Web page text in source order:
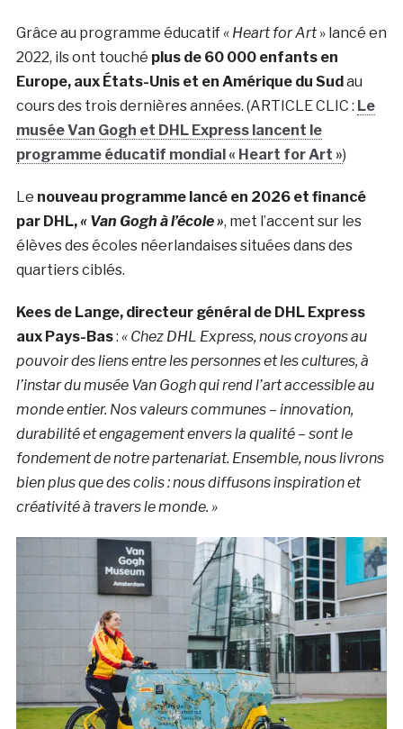
Grâce au programme éducatif« Heart for Art» lancé en
2022, ils ont touché plus de 60 000 enfants en
Europe, aux États-Unis et en Amérique du Sudau
cours des trois dernières années. (ARTICLE CLIC : Le
musée Van Gogh et DHL Express lancent le
programme éducatif mondial « Heart for Art »)
Le nouveau programme lancé en 2026 et financé
par DHL,« Van Gogh à l’école », met l’accent sur les
élèves des écoles néerlandaises situées dans des
quartiers ciblés.
Kees de Lange, directeur général de DHL Express
aux Pays-Bas: « Chez DHL Express, nous croyons au
pouvoir des liens entre les personnes et les cultures, à
l’instar du musée Van Gogh qui rend l’art accessible au
monde entier. Nos valeurs communes – innovation,
durabilité et engagement envers la qualité – sont le
fondement de notre partenariat. Ensemble, nous livrons
bien plus que des colis : nous diffusons inspiration et
créativité à travers le monde. »